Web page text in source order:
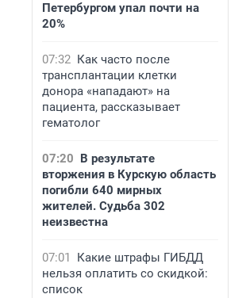
Петербургом упал почти на
20%
07:32 Как часто после
трансплантации клетки
донора «нападают» на
пациента, рассказывает
гематолог
07:20 В результате
вторжения в Курскую область
погибли 640 мирных
жителей. Судьба 302
неизвестна
07:01
Какие штрафы ГИБДД
нельзя оплатить со скидкой:
список